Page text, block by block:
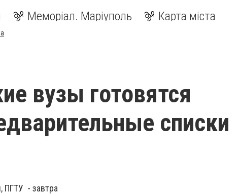
Меморіал. Маріуполь Карта міста
вузы готовятся
списки
ПГТУ - завтра